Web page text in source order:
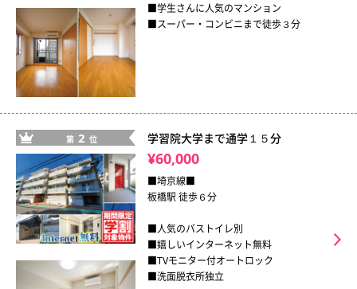
■学生さんに人気のマンション
■スーパー・コンビニまで徒歩３分
第 2 位 学習院大学まで通学１５分
¥60,000
■埼京線■
板橋駅 徒歩６分
■人気のバストイレ別
■嬉しいインターネット無料
■TVモニター付オートロック
■洗面脱衣所独立